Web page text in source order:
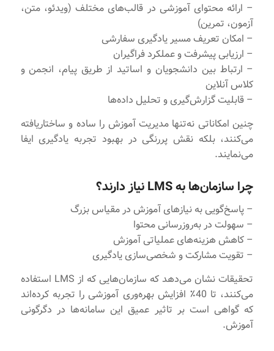
– ارائه محتوای آموزشی در قالب‌های مختلف (ویدئو، متن،
آزمون، تمرین)
– امکان تعریف مسیر یادگیری سفارشی
– ارزیابی پیشرفت و عملکرد فراگیران
– ارتباط بین دانشجویان و اساتید از طریق پیام، انجمن و
کلاس آنلاین
– قابلیت گزارش‌گیری و تحلیل داده‌ها
چنین امکاناتی نه‌تنها مدیریت آموزش را ساده و ساختاریافته
می‌کنند، بلکه نقش پررنگی در بهبود تجربه یادگیری ایفا
می‌نمایند.
چرا سازمان‌ها به LMS نیاز دارند؟
– پاسخ‌گویی به نیازهای آموزش در مقیاس بزرگ
– سهولت در به‌روزرسانی محتوا
– کاهش هزینه‌های عملیاتی آموزش
– تقویت مشارکت و شخصی‌سازی یادگیری
تحقیقات نشان می‌دهد که سازمان‌هایی که از LMS استفاده
می‌کنند، تا 40٪ افزایش بهره‌وری آموزشی را تجربه کرده‌اند
که گواهی است بر تاثیر عمیق این سامانه‌ها در دگرگونی
آموزش.